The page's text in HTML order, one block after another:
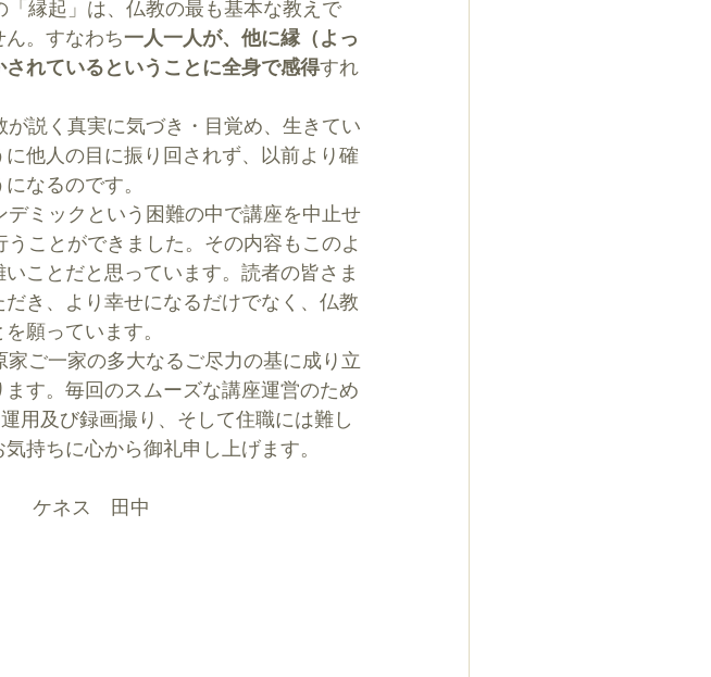
。すなわち一人一人が、他に縁（よっ
れているということに全身で感得すれ
が説く真実に気づき・目覚め、生きてい
他人の目に振り回されず、以前より確
なるのです。
ことができました。その内容もこのよ
ことだと思っています。読者の皆さま
き、より幸せになるだけでなく、仏教
願っています。
す。毎回のスムーズな講座運営のため
用及び録画撮り、そして住職には難し
持ちに心から御礼申し上げます。
ケネス　田中